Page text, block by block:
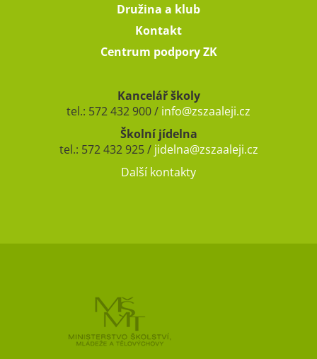
Družina a klub
Kontakt
Centrum podpory ZK
Kancelář školy
tel.: 572 432 900 / info@zszaaleji.cz
Školní jídelna
tel.: 572 432 925 / jidelna@zszaaleji.cz
Další kontakty